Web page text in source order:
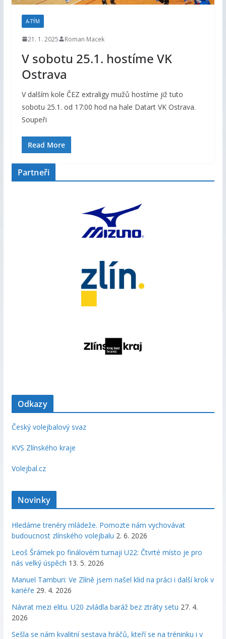
A-TÝM
21. 1. 2025 Roman Macek
V sobotu 25.1. hostíme VK
Ostrava
V dalším kole ČEZ extraligy mužů hostíme již tuto
sobotu 25.1. od 17:00 hod na hale Datart VK Ostrava.
Soupeři
Read More
Partneři
Odkazy
Český volejbalový svaz
KVS Zlínského kraje
Volejbal.cz
Novinky
Hledáme trenéry mládeže. Pomozte nám vychovávat
budoucnost zlínského volejbalu 2. 6. 2026
Leoš Šrámek po finálovém turnaji U22: Čtvrté místo je pro
nás velký úspěch 13. 5. 2026
Manuel Tamburi: Ve Zlíně jsem našel klid na práci i další krok v
kariéře 29. 4. 2026
Návrat mezi elitu. U20 zvládla baráž bez ztráty setu 27. 4.
2026
Sešla se nám kvalitní sestava hráčů, kteří se na tréninku i v